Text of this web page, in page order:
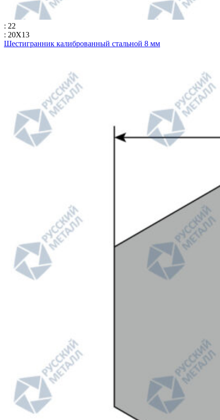
: 22
: 20Х13
Шестигранник калиброванный стальной 8 мм